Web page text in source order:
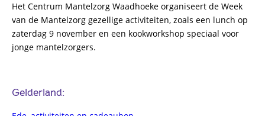
Het Centrum Mantelzorg Waadhoeke organiseert de Week
van de Mantelzorg gezellige activiteiten, zoals een lunch op
zaterdag 9 november en een kookworkshop speciaal voor
jonge mantelzorgers.
Gelderland: